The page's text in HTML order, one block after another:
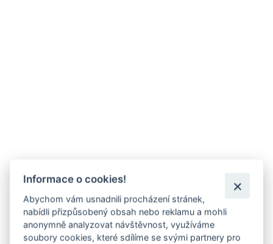
Informace o cookies!
Abychom vám usnadnili procházení stránek,
nabídli přizpůsobený obsah nebo reklamu a mohli
anonymně analyzovat návštěvnost, využíváme
soubory cookies, které sdílíme se svými partnery pro